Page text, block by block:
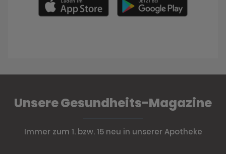
Unsere Gesundheits-Magazine
Immer zum 1. bzw. 15 neu in unserer Apotheke